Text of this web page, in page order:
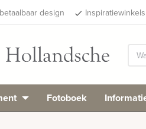
design done
Fotoboek